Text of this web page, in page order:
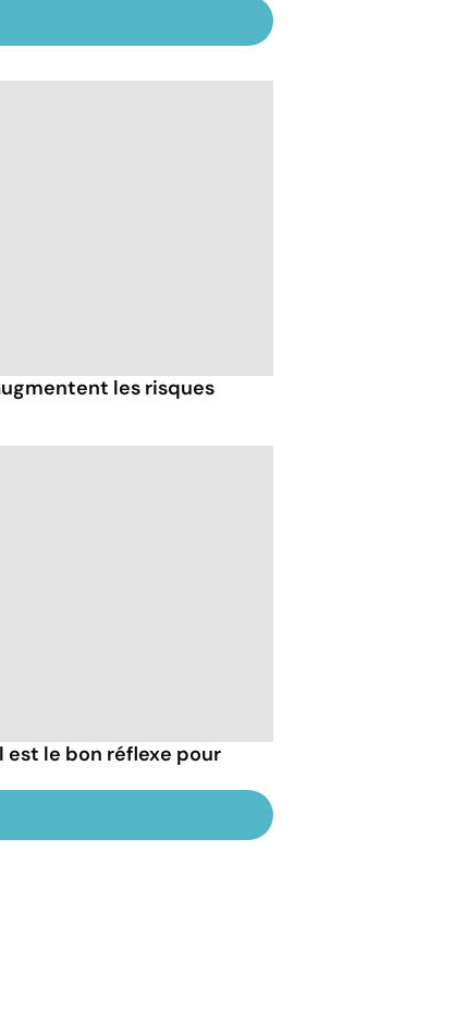
les risques
est le bon réflexe pour